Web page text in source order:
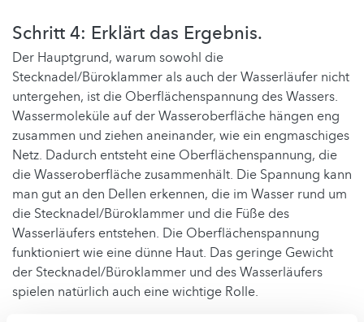
Schritt 4: Erklärt das Ergebnis.
Der Hauptgrund, warum sowohl die
Stecknadel/Büroklammer als auch der Wasserläufer nicht
untergehen, ist die Oberflächenspannung des Wassers.
Wassermoleküle auf der Wasseroberfläche hängen eng
zusammen und ziehen aneinander, wie ein engmaschiges
Netz. Dadurch entsteht eine Oberflächenspannung, die
die Wasseroberfläche zusammenhält. Die Spannung kann
man gut an den Dellen erkennen, die im Wasser rund um
die Stecknadel/Büroklammer und die Füße des
Wasserläufers entstehen. Die Oberflächenspannung
funktioniert wie eine dünne Haut. Das geringe Gewicht
der Stecknadel/Büroklammer und des Wasserläufers
spielen natürlich auch eine wichtige Rolle.